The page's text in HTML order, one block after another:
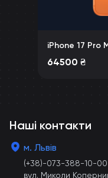
iPhone 17 Pro
64500 ₴
Наші контакти
м. Львів
(+38)-073-388-10-00
вул. Миколи